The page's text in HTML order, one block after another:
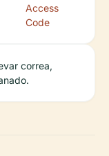
Access
Code
correa,